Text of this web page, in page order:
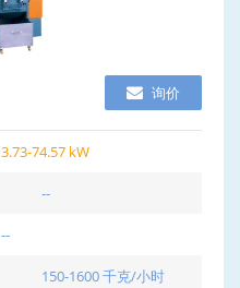
询价
3.73-74.57 kW
--
--
150-1600 千克/小时